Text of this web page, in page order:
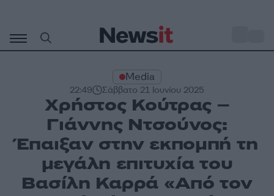
περιεχόμενο
Media
22:49 Σάββατο 21 Ιουνίου 2025
Χρήστος Κούτρας –
Γιάννης Ντσούνος:
Έπαιξαν στην εκπομπή τη
μεγάλη επιτυχία του
Βασίλη Καρρά «Από τον